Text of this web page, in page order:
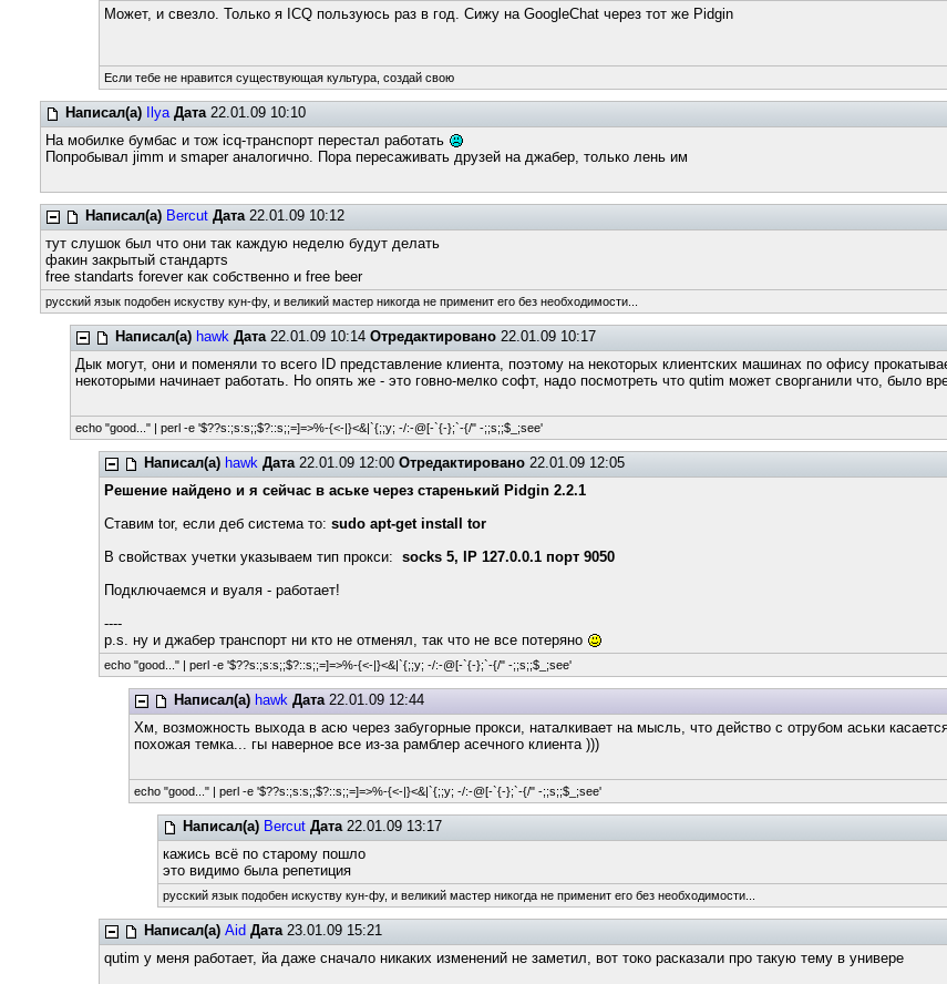
Может, и свезло. Только я ICQ пользуюсь раз в год. Сижу на GoogleChat через тот же Pidgin
Если тебе не нравится существующая культура, создай свою
Написал(а) Ilya Дата22.01.09 10:10
На мобилке бумбас и тож icq-транспорт перестал работать
Попробывал jimm и smaper аналогично. Пора пересаживать друзей на джабер, только лень им
Написал(а) Bercut Дата22.01.09 10:12
тут слушок был что они так каждую неделю будут делать
факин закрытый стандартs
free standarts forever как собственно и free beer
русский язык подобен искуству кун-фу, и великий мастер никогда не применит его без необходимости...
Написал(а) hawk Дата22.01.09 10:14 Отредактировано22.01.09 10:17
Дык могут, они и поменяли то всего ID представление клиента, поэтому на некоторых клиентских машинах по офису
некоторыми начинает работать. Но опять же - это говно-мелко софт, надо посмотреть что qutim может сворганили что, было
echo "good..." | perl -e '$??s:;s:s;;$?::s;;=]=>%-{<-|}<&|`{;;y; -/:-@[-`{-};`-{/" -;;s;;$_;see'
Написал(а) hawk Дата22.01.09 12:00Отредактировано 22.01.09 12:05
Решение найдено и я сейчас в аське через старенький Pidgin 2.2.1
Ставим tor, если деб система то:sudo apt-get install tor
В свойствах учетки указываем тип прокси:socks 5, IP 127.0.0.1 порт 9050
Подключаемся и вуаля - работает!
----
p.s. ну и джабер транспорт ни кто не отменял, так что не все потеряно
echo "good..." | perl -e '$??s:;s:s;;$?::s;;=]=>%-{<-|}<&|`{;;y; -/:-@[-`{-};`-{/" -;;s;;$_;see'
Написал(а) hawk Дата22.01.09 12:44
Хм, возможность выхода в асю через забугорные прокси, наталкивает на мысль, что действо с отрубом аськи
похожая темка... гы наверное все из-за рамблер асечного клиента )))
echo "good..." | perl -e '$??s:;s:s;;$?::s;;=]=>%-{<-|}<&|`{;;y; -/:-@[-`{-};`-{/" -;;s;;$_;see'
Написал(а) Bercut Дата22.01.09 13:17
кажись всё по старому пошло
это видимо была репетиция
русский язык подобен искуству кун-фу, и великий мастер никогда не применит его без необходимости...
Написал(а) Aid Дата23.01.09 15:21
qutim у меня работает, йа даже сначало никаких изменений не заметил, вот токо расказали про такую тему в универе